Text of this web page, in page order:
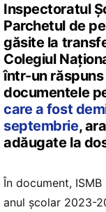
Inspectoratul
Parchetul de
găsite la
Colegiul
într-un răspuns
documentele
care a fost
septembrie,
adăugate la
În document,
anul școlar 2023-